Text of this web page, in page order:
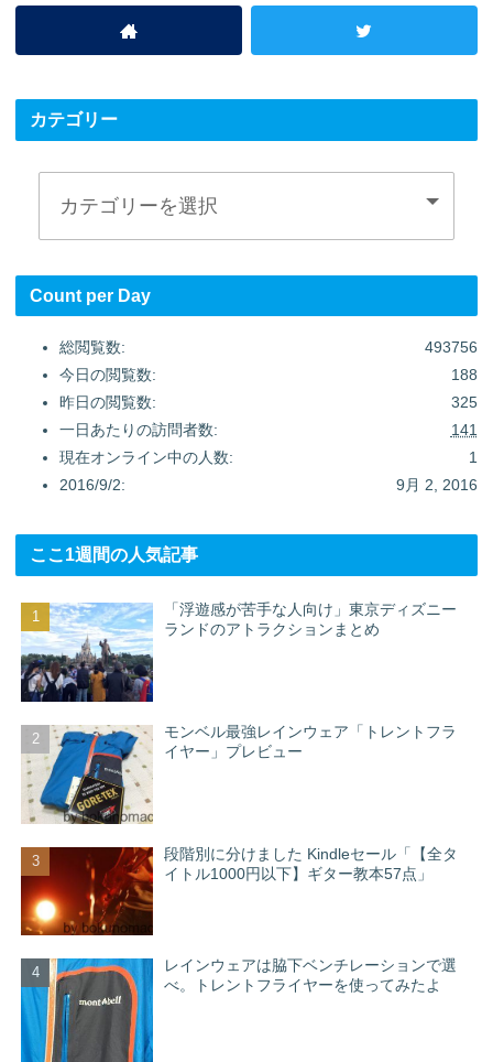
カテゴリー
Count per Day
493756
総閲覧数:
188
今日の閲覧数:
325
昨日の閲覧数:
141
一日あたりの訪問者数:
1
現在オンライン中の人数:
9月 2, 2016
2016/9/2:
ここ1週間の人気記事
「浮遊感が苦手な人向け」東京ディズニー
ランドのアトラクションまとめ
モンベル最強レインウェア「トレントフラ
イヤー」プレビュー
段階別に分けました Kindleセール「【全タ
イトル1000円以下】ギター教本57点」
レインウェアは脇下ベンチレーションで選
べ。トレントフライヤーを使ってみたよ